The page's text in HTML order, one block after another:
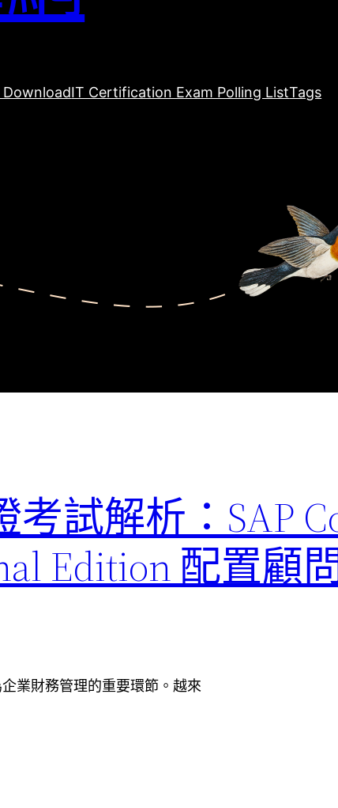
DownloadIT Certification Exam Polling ListTags
考試解析：SAP
Edition 配置顧
業財務管理的重要環節。越來